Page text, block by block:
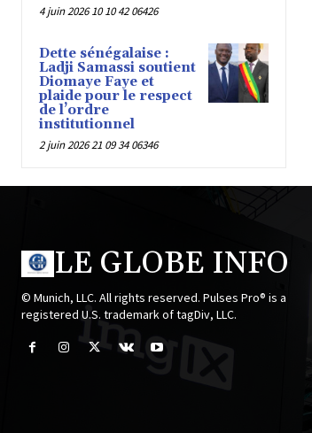
4 juin 2026 10 10 42 06426
Dette sénégalaise :
Ladji Samassi soutient
Diomaye Faye et
plaide pour le respect
de l’ordre
institutionnel
2 juin 2026 21 09 34 06346
LE GLOBE INFO
© Munich, LLC. All rights reserved. Pulses Pro® is a
registered U.S. trademark of tagDiv, LLC.